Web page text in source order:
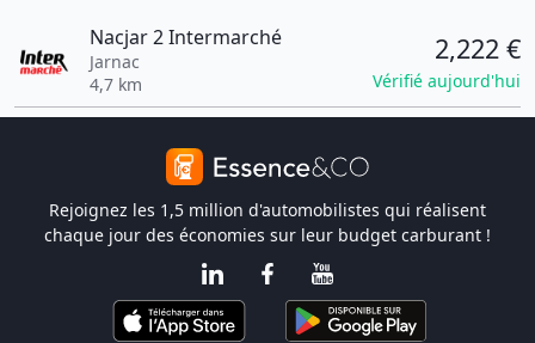
Nacjar 2 Intermarché
Jarnac
4,7 km
2,222 €
Vérifié aujourd'hui
Rejoignez les 1,5 million d'automobilistes qui réalisent
chaque jour des économies sur leur budget carburant !